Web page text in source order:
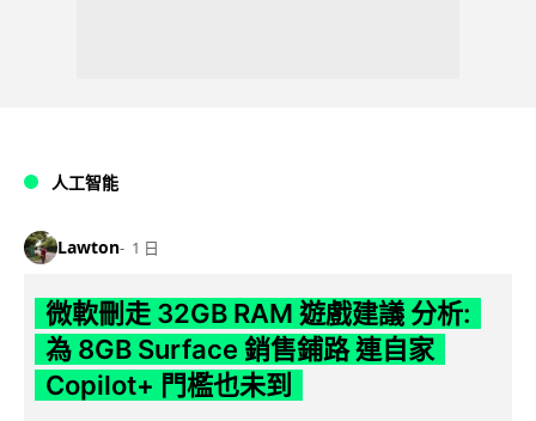
人工智能
Lawton 1 日
微軟刪走 32GB RAM 遊戲建議 分析:
為 8GB Surface 銷售鋪路 連自家
Copilot+ 門檻也未到